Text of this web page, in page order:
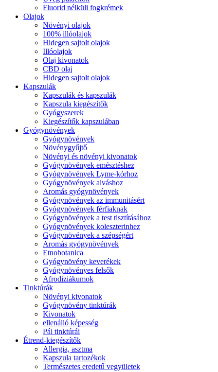
Fluorid nélküli fogkrémek
Olajok
Növényi olajok
100% illóolajok
Hidegen sajtolt olajok
Illóolajok
Olaj kivonatok
CBD olaj
Hidegen sajtolt olajok
Kapszulák
Kapszulák és kapszulák
Kapszula kiegészítők
Gyógyszerek
Kiegészítők kapszulában
Gyógynövények
Gyógynövények
Növénygyűjtő
Növényi és növényi kivonatok
Gyógynövények emésztéshez
Gyógynövények Lyme-kórhoz
Gyógynövények alváshoz
Aromás gyógynövények
Gyógynövények az immunitásért
Gyógynövények férfiaknak
Gyógynövények a test tisztításához
Gyógynövények koleszterinhez
Gyógynövények a szépségért
Aromás gyógynövények
Etnobotanica
Gyógynövény keverékek
Gyógynövényes felsők
Afrodiziákumok
Tinktúrák
Növényi kivonatok
Gyógynövény tinktúrák
Kivonatok
ellenálló képesség
Pál tinktúrái
Étrend-kiegészítők
Allergia, asztma
Kapszula tartozékok
Természetes eredetű vegyületek